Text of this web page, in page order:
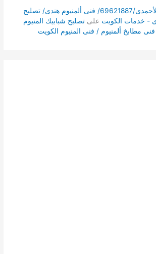
فنى تركيب المنيوم الأحمدى/69621887/ فنى ألمنيوم هندى/ تصليح
- خدمات الكويت علىتصليح شبابيك المنيوم